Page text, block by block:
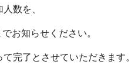
数を、
お知らせください。
て完了とさせていただきます。